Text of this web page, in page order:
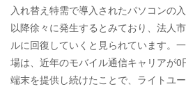
入れ替え特需で導入されたパソコンの
以降徐々に発生するとみており、法人
ルに回復していくと見られています。
場は、近年のモバイル通信キャリアが0
端末を提供し続けたことで、ライトユ